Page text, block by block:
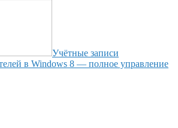
Учётные записи
в Windows 8 — полное управление